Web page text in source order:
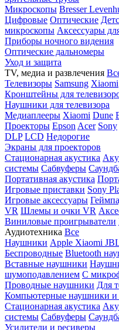
Микроскопы Bresser
Цифровые Оптические
микроскопы Аксессуары
Приборы ночного видения
Оптические дальномеры
Уход и защита
TV, медиа и развлечения
Телевизоры Samsung Xiaomi
Кронштейны для
Наушники для телевизора
Медиаплееры Xiaomi Dune
Проекторы Epson Acer Sony
DLP LCD Недорогие
Экраны для проекторов
Стационарная акустика
системы Сабвуферы
Портативная акустика
Игровые приставки Sony
Игровые аксессуары
VR Шлемы и очки VR
Виниловые проигрыватели
Аудиотехника Все
Наушники Apple Xiaomi
Беспроводные Bluetooth
Вставные наушники
шумоподавлением С
Проводные наушники Для
Компьютерные наушники и
Стационарная акустика
системы Сабвуферы
Усилители и ресиверы